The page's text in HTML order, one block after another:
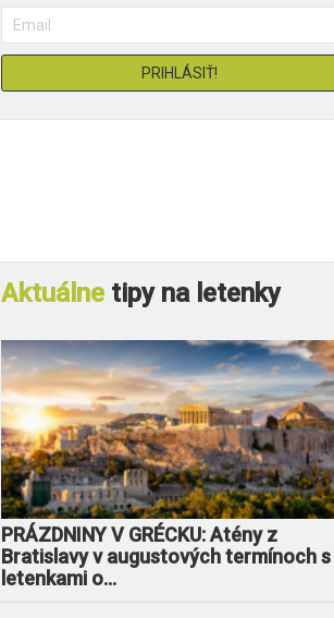
Aktuálne tipy na letenky
PRÁZDNINY V GRÉCKU: Atény z
Bratislavy v augustových termínoch s
letenkami o...